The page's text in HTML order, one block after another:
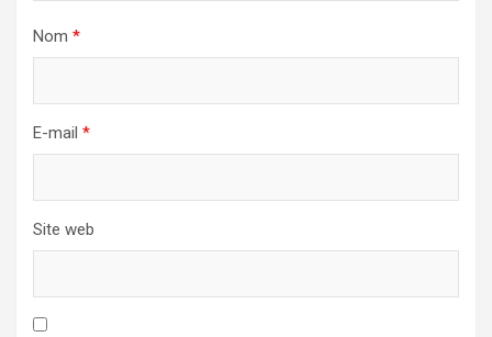
Nom *
E-mail *
Site web